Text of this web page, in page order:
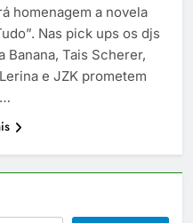
homenagem a novela
Nas pick ups os djs
Banana, Tais Scherer,
e JZK prometem